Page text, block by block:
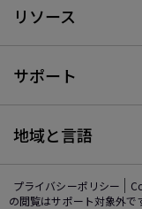
リソース
サポート
地域と言語
プライバシーポリシー
の閲覧はサポート対象外